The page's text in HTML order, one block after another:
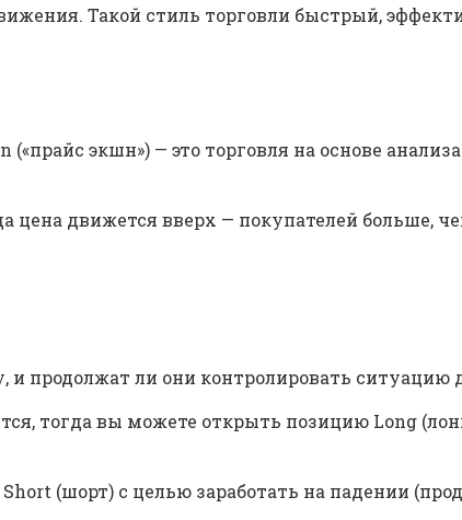
Такой стиль торговли быстрый,
экшн») — это торговля на основе
движется вверх — покупателей больше,
и продолжат ли они контролировать ситуацию
тогда вы можете открыть позицию Long
(шорт) с целью заработать на падении